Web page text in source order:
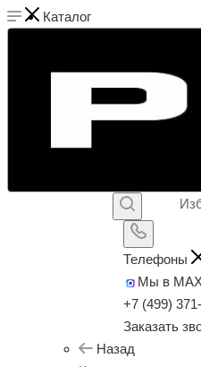
Телефоны
Мы в MAX
+7 (499)
Заказать
Каталог
Назад